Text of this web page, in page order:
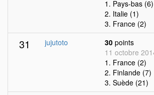
1. Pays-bas (6)
2. Italie (1)
3. France (2)
31 jujutoto 30 points
11 octobre
1. France (2)
2. Finlande (7)
3. Suède (21)